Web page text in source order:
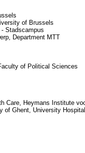
of Brussels
Stadscampus
Department MTT
of Political Sciences
Care, Heymans Institute
of Ghent, University Hospital